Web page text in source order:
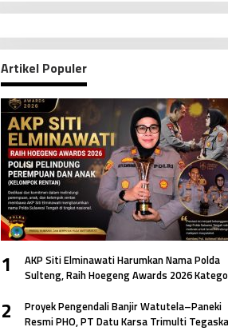
Artikel Populer
1
AKP Siti Elminawati Harumkan Nama Polda
Sulteng, Raih Hoegeng Awards 2026
2
Proyek Pengendali Banjir Watutela–Paneki
Resmi PHO, PT Datu Karsa Trimulti